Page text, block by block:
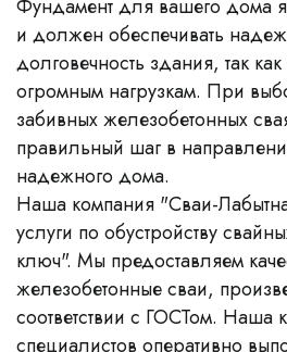
Фундамент для вашего дома
и должен обеспечивать
долговечность здания, так
огромным нагрузкам. При
забивных железобетонных
правильный шаг в
надежного дома.
Наша компания "Сваи-
услуги по обустройству
ключ". Мы предоставляем
железобетонные сваи,
соответствии с ГОСТом. Наша
специалистов оперативно